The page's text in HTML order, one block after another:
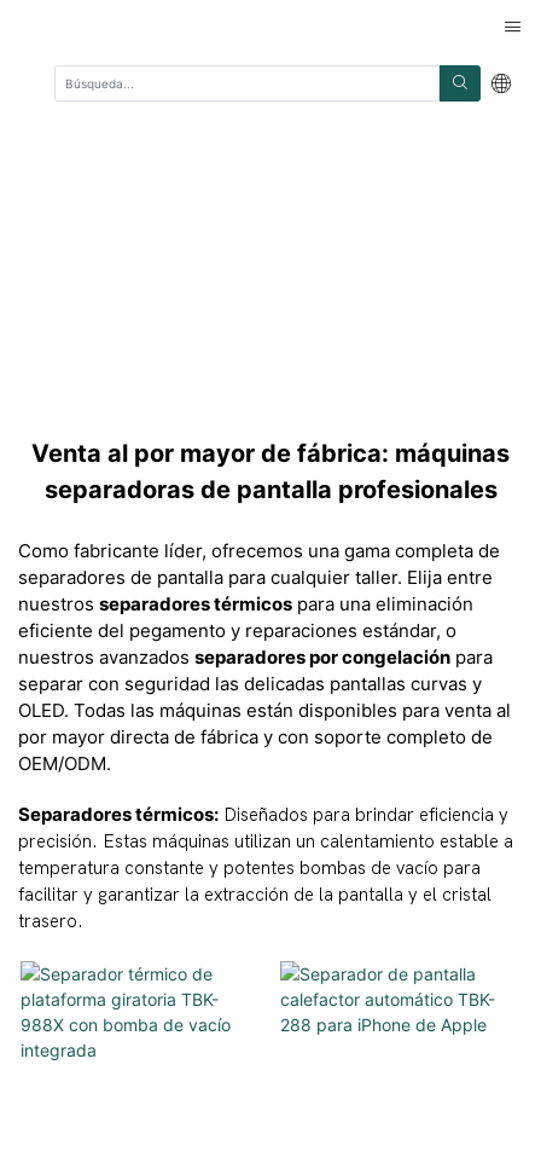
Venta al por mayor de fábrica: máquinas
separadoras de pantalla profesionales
Como fabricante líder, ofrecemos una gama completa de
separadores de pantalla para cualquier taller. Elija entre
nuestros separadores térmicos para una eliminación
eficiente del pegamento y reparaciones estándar, o
nuestros avanzados separadores por congelación para
separar con seguridad las delicadas pantallas curvas y
OLED. Todas las máquinas están disponibles para venta al
por mayor directa de fábrica y con soporte completo de
OEM/ODM.
Separadores térmicos: Diseñados para brindar eficiencia y
precisión. Estas máquinas utilizan un calentamiento estable a
temperatura constante y potentes bombas de vacío para
facilitar y garantizar la extracción de la pantalla y el cristal
trasero.